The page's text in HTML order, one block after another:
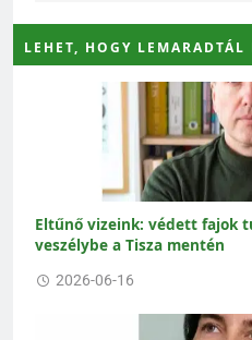
LEHET, HOGY LEMARADTÁL
Eltűnő vizeink: védett fajok
veszélybe a Tisza mentén
2026-06-16